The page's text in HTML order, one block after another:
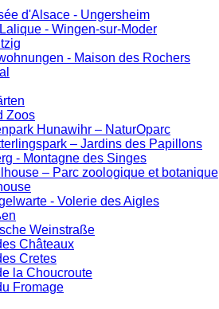
d'Alsace - Ungersheim
- Wingen-sur-Moder
- Maison des Rochers
Zoos
Hunawihr – NaturOparc
– Jardins des Papillons
- Montagne des Singes
– Parc zoologique et botanique
- Volerie des Aigles
Weinstraße
Châteaux
Cretes
la Choucroute
Fromage